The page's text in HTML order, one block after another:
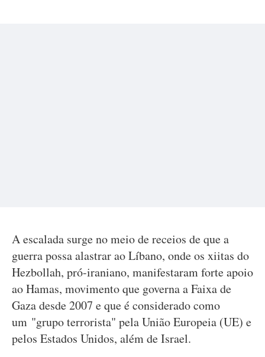
A escalada surge no meio de receios de que a
guerra possa alastrar ao Líbano, onde os xiitas do
Hezbollah, pró-iraniano, manifestaram forte apoio
ao Hamas, movimento que governa a Faixa de
Gaza desde 2007 e que é considerado como
um "grupo terrorista" pela União Europeia (UE) e
pelos Estados Unidos, além de Israel.